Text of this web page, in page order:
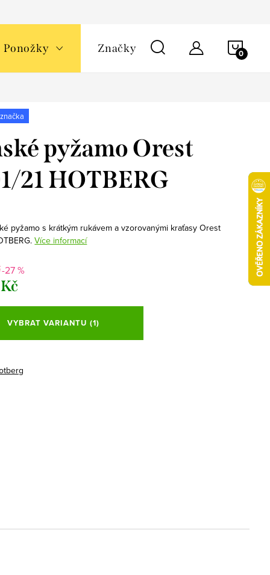
Ponožky Značky
pyžamo Orest
21 HOTBERG
pyžamo s krátkým rukávem a vzorovanými kraťasy Orest
Více informací
-27 %
VYBRAT VARIANTU (1)